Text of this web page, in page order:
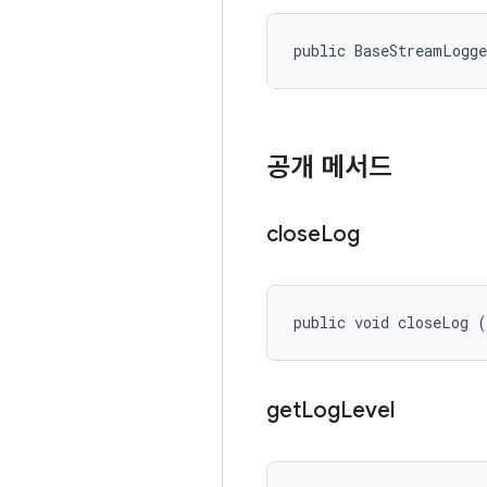
public
공개 메서드
closeLog
public void closeLog
getLogLevel